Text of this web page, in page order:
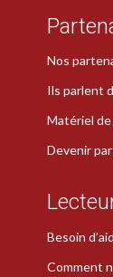
Nos
Ils parlent
Matériel
Devenir
Besoin
Comment